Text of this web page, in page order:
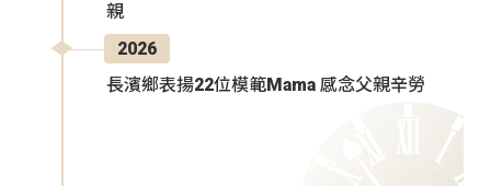
親
2026
長濱鄉表揚22位模範Mama 感念父親辛勞